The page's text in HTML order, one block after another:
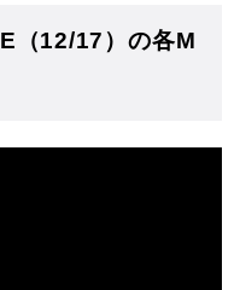
（12/17）の各M